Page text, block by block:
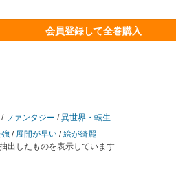
会員登録して全巻購入
/ ファンタジー /異世界・転生
/ 展開が早い /絵が綺麗
出したものを表示しています